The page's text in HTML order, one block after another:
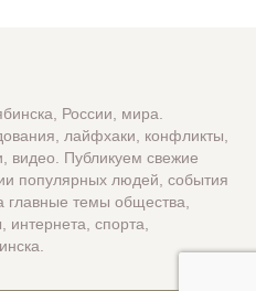
России, мира.
лайфхаки, конфликты,
видео. Публикуем свежие
популярных людей, события
главные темы общества,
интернета, спорта,